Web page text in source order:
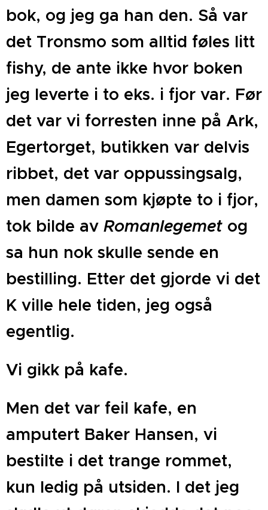
bok, og jeg ga han den. Så var
det Tronsmo som alltid føles litt
fishy, de ante ikke hvor boken
jeg leverte i to eks. i fjor var. Før
det var vi forresten inne på Ark,
Egertorget, butikken var delvis
ribbet, det var oppussingsalg,
men damen som kjøpte to i fjor,
tok bilde av Romanlegemet og
sa hun nok skulle sende en
bestilling. Etter det gjorde vi det
K ville hele tiden, jeg også
egentlig.
Vi gikk på kafe.
Men det var feil kafe, en
amputert Baker Hansen, vi
bestilte i det trange rommet,
kun ledig på utsiden. I det jeg